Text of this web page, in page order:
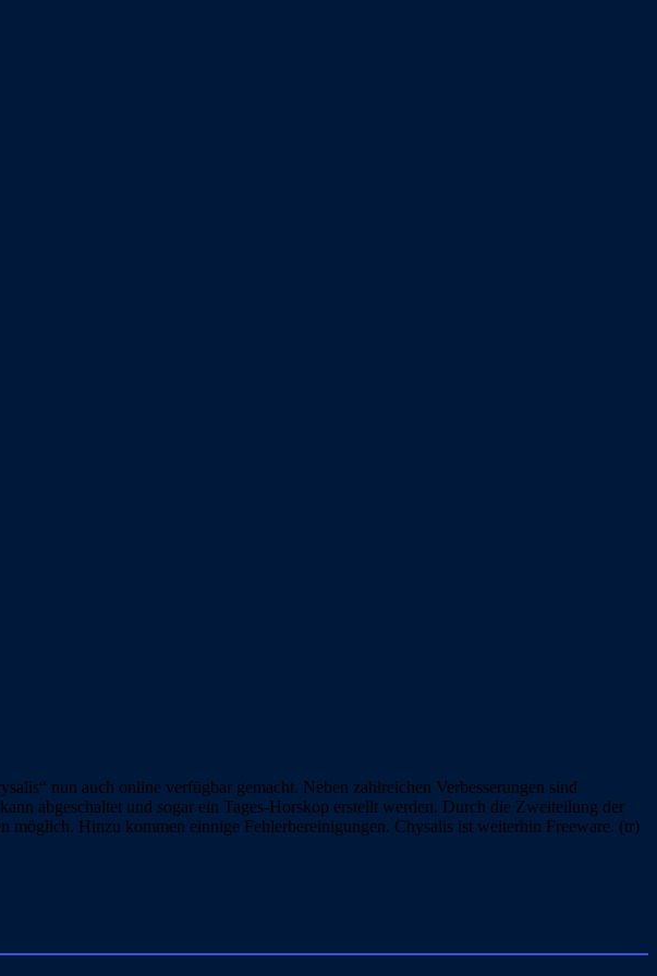
nun auch online verfügbar gemacht. Neben zahlreichen Verbesserungen sind
abgeschaltet und sogar ein Tages-Horskop erstellt werden. Durch die Zweiteilung der
Hinzu kommen einnige Fehlerbereinigungen. Chysalis ist weiterhin Freeware. (tr)